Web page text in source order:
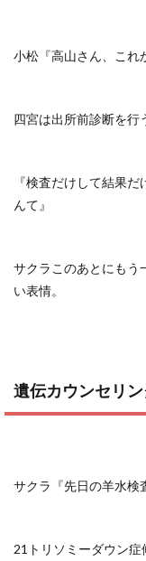
小松『高山さん、これ
四宮は出所前診断を行
『検査だけして結果
んて』
サクラこのあとにもう
い表情。
遺伝カウンセリ
サクラ『先日の羊水検
21トリソミーダウン症